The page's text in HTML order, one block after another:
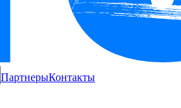
ПартнерыКонтакты